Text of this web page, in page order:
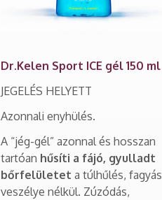
Dr.Kelen Sport ICE gél 150 ml
JEGELÉS HELYETT
Azonnali enyhülés.
A “jég-gél” azonnal és hosszan
tartóan hűsíti a fájó, gyulladt
bőrfelületet a túlhűlés, fagyás
veszélye nélkül. Zúzódás,